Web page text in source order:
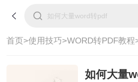
首页>使用技巧>WORD转PDF教程
如何大量